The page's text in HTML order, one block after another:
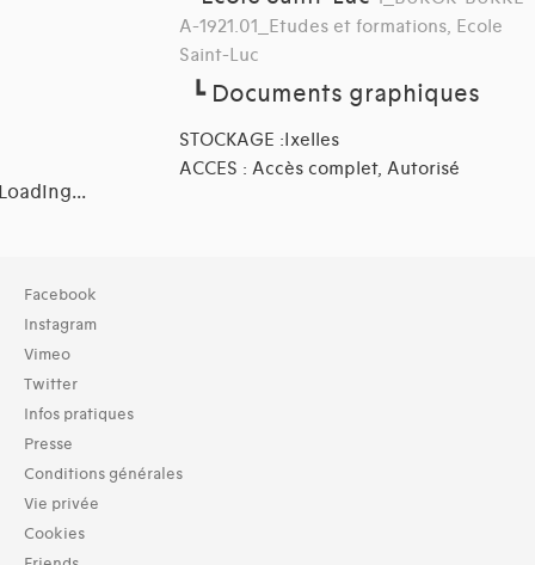
A-1921.01_Etudes et formations, Ecole
Saint-Luc
┗Documents graphiques
STOCKAGE :Ixelles
ACCES : Accès complet, Autorisé
Collection
TOUT (2)
Archives (2)
Domaines thématiques
01-architecture domestique (6)
02-architecture agricole (1)
03-architecture artisanale et industrielle (6)
04-architecture commerciale et de services (6)
05-architecture de l'administration et vie publique (5)
07-architecture judiciaire, pénitentiaire, police (1)
Facebook
Instagram
Vimeo
Twitter
Infos pratiques
Presse
Conditions générales
Vie privée
Cookies